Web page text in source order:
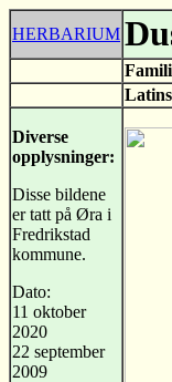
HERBARIUM
Diverse
opplysninger:
Disse bildene
er tatt på Øra i
Fredrikstad
kommune.
Dato:
11 oktober
2020
22 september
2009